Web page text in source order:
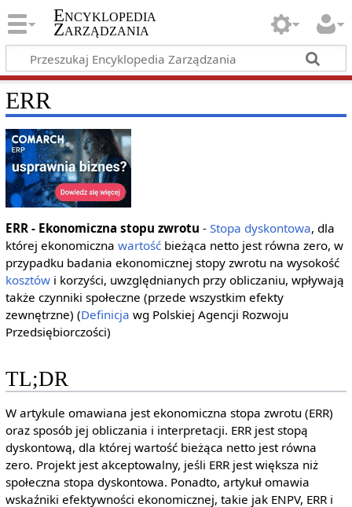
Encyklopedia
Zarządzania
ERR
ERR - Ekonomiczna stopu zwrotu - Stopa dyskontowa, dla
której ekonomiczna wartośćbieżąca netto jest równa zero, w
przypadku badania ekonomicznej stopy zwrotu na wysokość
kosztówi korzyści, uwzględnianych przy obliczaniu, wpływają
także czynniki społeczne (przede wszystkim efekty
zewnętrzne) (Definicja wg Polskiej Agencji Rozwoju
Przedsiębiorczości)
TL;DR
W artykule omawiana jest ekonomiczna stopa zwrotu (ERR)
oraz sposób jej obliczania i interpretacji. ERR jest stopą
dyskontową, dla której wartość bieżąca netto jest równa
zero. Projekt jest akceptowalny, jeśli ERR jest większa niż
społeczna stopa dyskontowa. Ponadto, artykuł omawia
wskaźniki efektywności ekonomicznej, takie jak ENPV, ERR i